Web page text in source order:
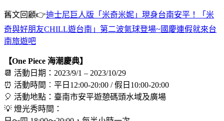
舊文回顧👉迪士尼巨人版「米奇米妮」現身台南安平！「米
奇與好朋友CHILL遊台南」第二波氣球登場~國慶連假就來台
南旅遊吧
【One Piece 海潮慶典】
📆 活動日期：2023/9/1 – 2023/10/29
⏰ 活動時間︰平日12:00-20:00 / 假日10:00-20:00
🎈 活動地點：臺南市安平遊憩碼頭水域及廣場
💡 燈光秀時間：